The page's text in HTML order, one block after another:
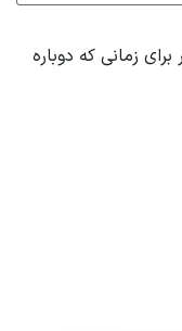
زمانی که دوباره